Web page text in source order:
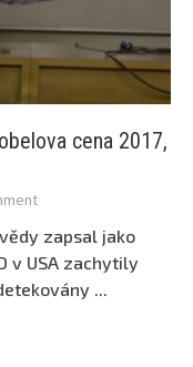
cena 2017,
zapsal jako
v USA zachytily